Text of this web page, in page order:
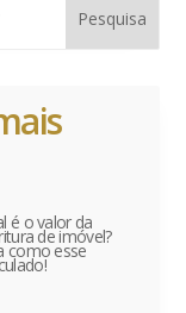
é o valor da
de imóvel?
como esse